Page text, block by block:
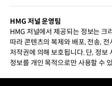
HMG 저널 운영팀
HMG 저널에서 제공되는 정보는 크
따라 콘텐츠의 복제와 배포, 전송,
저작권에 의해 보호됩니다. 단, 정보
정보를 개인 목적으로만 사용할 수